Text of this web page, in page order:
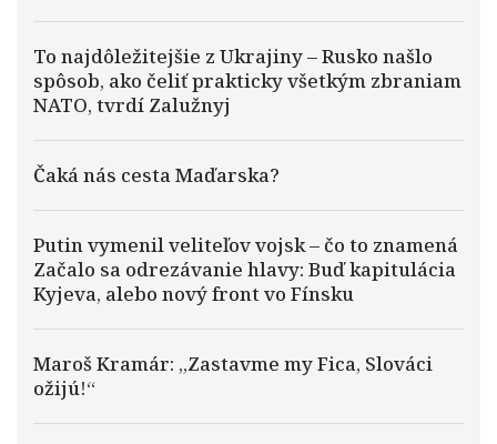
To najdôležitejšie z Ukrajiny – Rusko našlo
spôsob, ako čeliť prakticky všetkým zbraniam
NATO, tvrdí Zalužnyj
Čaká nás cesta Maďarska?
Putin vymenil veliteľov vojsk – čo to znamená
Začalo sa odrezávanie hlavy: Buď kapitulácia
Kyjeva, alebo nový front vo Fínsku
Maroš Kramár: „Zastavme my Fica, Slováci
ožijú!“